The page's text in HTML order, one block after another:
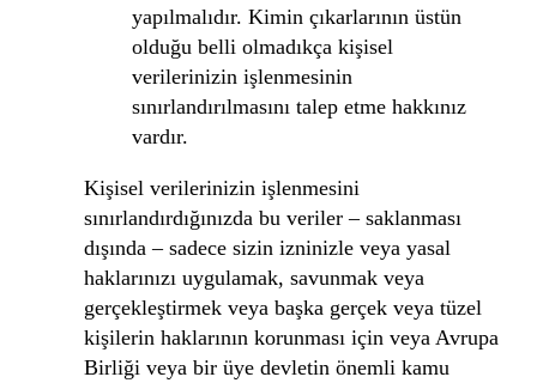
yapılmalıdır. Kimin çıkarlarının üstün
olduğu belli olmadıkça kişisel
verilerinizin işlenmesinin
sınırlandırılmasını talep etme hakkınız
vardır.
Kişisel verilerinizin işlenmesini
sınırlandırdığınızda bu veriler – saklanması
dışında – sadece sizin izninizle veya yasal
haklarınızı uygulamak, savunmak veya
gerçekleştirmek veya başka gerçek veya tüzel
kişilerin haklarının korunması için veya Avrupa
Birliği veya bir üye devletin önemli kamu